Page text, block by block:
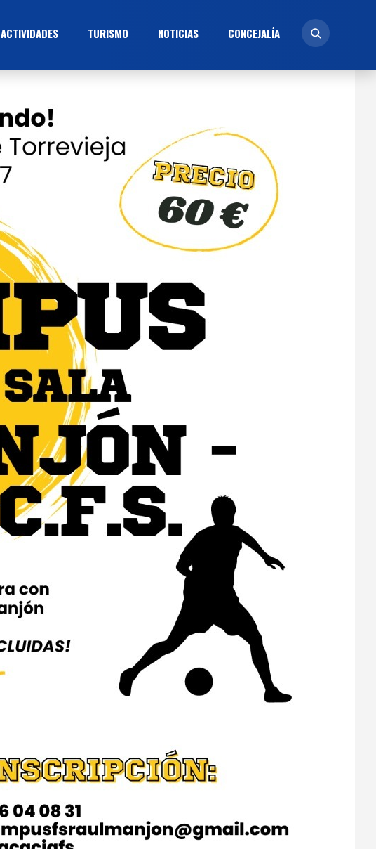
ACTIVIDADES TURISMO NOTICIAS CONCEJALÍ­A